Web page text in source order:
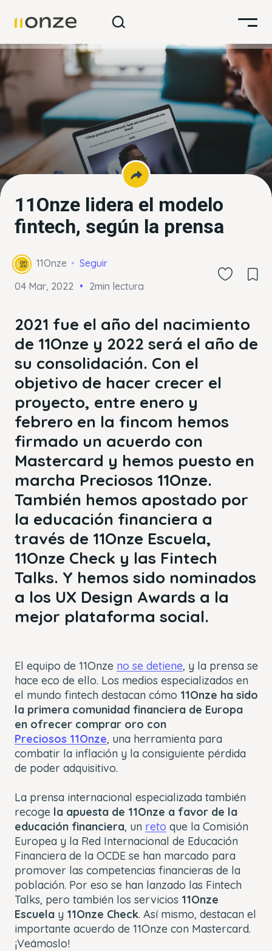
11Onze lidera el modelo
fintech, según la prensa
11Onze
Seguir
04 Mar, 2022
2min lectura
2021 fue el año del nacimiento
de 11Onze y 2022 será el año de
su consolidación. Con el
objetivo de hacer crecer el
proyecto, entre enero y
febrero en la fincom hemos
firmado un acuerdo con
Mastercard y hemos puesto en
marcha Preciosos 11Onze.
También hemos apostado por
la educación financiera a
través de 11Onze Escuela,
11Onze Check y las Fintech
Talks. Y hemos sido nominados
a los UX Design Awards a la
mejor plataforma social.
El equipo de 11Onze no se detiene, y la prensa se
hace eco de ello. Los medios especializados en
el mundo fintech destacan cómo 11Onze ha sido
la primera comunidad financiera de Europa
en ofrecer comprar oro con
Preciosos 11Onze, una herramienta para
combatir la inflación y la consiguiente pérdida
de poder adquisitivo.
La prensa internacional especializada también
recoge la apuesta de 11Onze a favor de la
educación financiera, un reto que la Comisión
Europea y la Red Internacional de Educación
Financiera de la OCDE se han marcado para
promover las competencias financieras de la
población. Por eso se han lanzado las Fintech
Talks, pero también los servicios 11Onze
Escuela y 11Onze Check. Así mismo, destacan el
importante acuerdo de 11Onze con Mastercard.
¡Veámoslo!